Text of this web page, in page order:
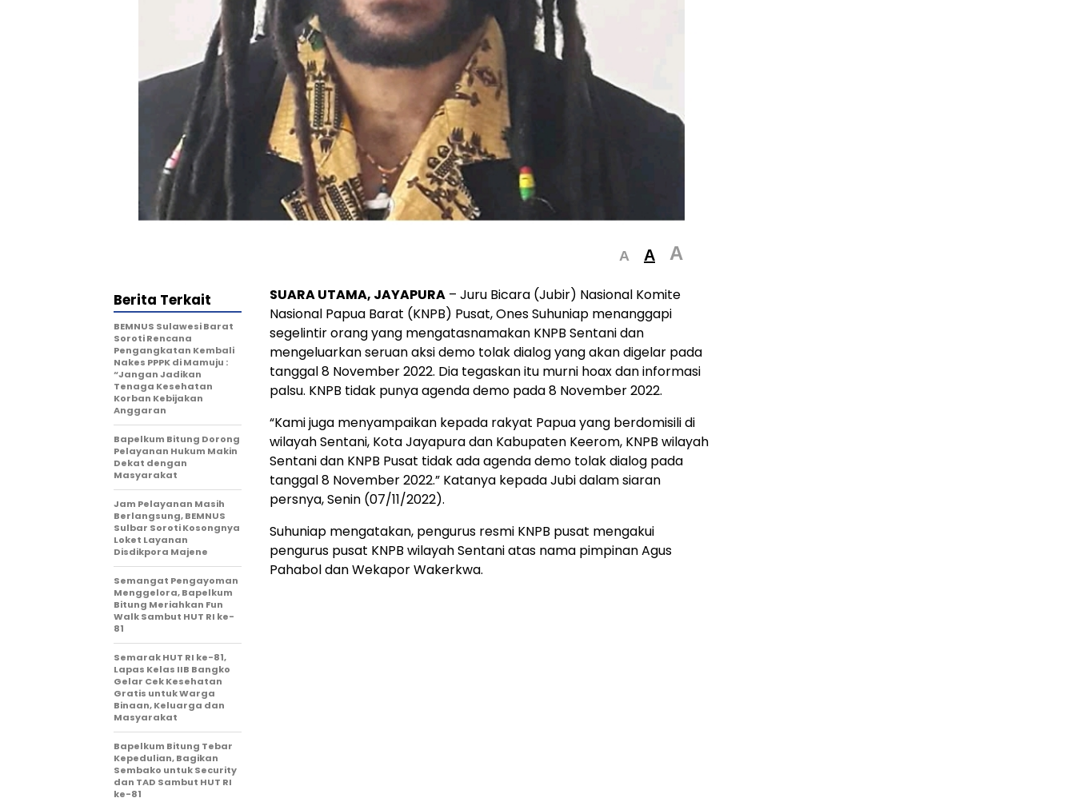
A A A
SUARA UTAMA, JAYAPURA – Juru Bicara (Jubir) Nasional Komite
Nasional Papua Barat (KNPB) Pusat, Ones Suhuniap menanggapi
segelintir orang yang mengatasnamakan KNPB Sentani dan
mengeluarkan seruan aksi demo tolak dialog yang akan digelar pada
tanggal 8 November 2022. Dia tegaskan itu murni hoax dan informasi
palsu. KNPB tidak punya agenda demo pada 8 November 2022.
“Kami juga menyampaikan kepada rakyat Papua yang berdomisili di
wilayah Sentani, Kota Jayapura dan Kabupaten Keerom, KNPB wilayah
Sentani dan KNPB Pusat tidak ada agenda demo tolak dialog pada
tanggal 8 November 2022.” Katanya kepada Jubi dalam siaran
persnya, Senin (07/11/2022).
Suhuniap mengatakan, pengurus resmi KNPB pusat mengakui
pengurus pusat KNPB wilayah Sentani atas nama pimpinan Agus
Pahabol dan Wekapor Wakerkwa.
Berita Terkait
BEMNUS Sulawesi Barat
Soroti Rencana
Pengangkatan Kembali
Nakes PPPK di Mamuju :
“Jangan Jadikan
Tenaga Kesehatan
Korban Kebijakan
Anggaran
Bapelkum Bitung Dorong
Pelayanan Hukum Makin
Dekat dengan
Masyarakat
Jam Pelayanan Masih
Berlangsung, BEMNUS
Sulbar Soroti Kosongnya
Loket Layanan
Disdikpora Majene
Semangat Pengayoman
Menggelora, Bapelkum
Bitung Meriahkan Fun
Walk Sambut HUT RI ke-
81
Semarak HUT RI ke-81,
Lapas Kelas IIB Bangko
Gelar Cek Kesehatan
Gratis untuk Warga
Binaan, Keluarga dan
Masyarakat
Bapelkum Bitung Tebar
Kepedulian, Bagikan
Sembako untuk Security
dan TAD Sambut HUT RI
ke-81